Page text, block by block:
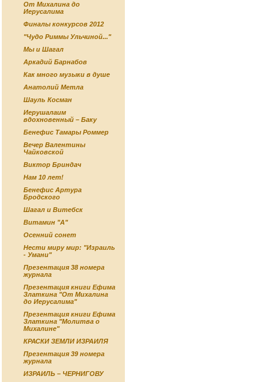
От Михалина до
Иерусалима
Финалы конкурсов 2012
"Чудо Риммы Ульчиной..."
Мы и Шагал
Аркадий Барнабов
Как много музыки в душе
Анатолий Метла
Шауль Косман
Иерушалаим
вдохновенный – Баку
Бенефис Тамары Роммер
Вечер Валентины
Чайковской
Виктор Бриндач
Нам 10 лет!
Бенефис Артура
Бродского
Шагал и Витебск
Витамин "А"
Осенний сонет
Нести миру мир: "Израиль
- Умани"
Презентация 38 номера
журнала
Презентация книги Ефима
Златкина "От Михалина
до Иерусалима"
Презентация книги Ефима
Златкина "Молитва о
Михалине"
КРАСКИ ЗЕМЛИ ИЗРАИЛЯ
Презентация 39 номера
журнала
ИЗРАИЛЬ – ЧЕРНИГОВУ